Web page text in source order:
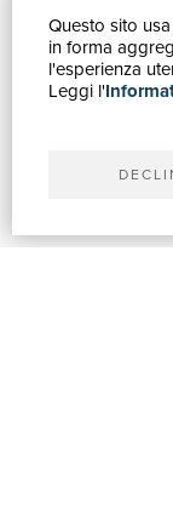
Questo sito
in forma
l'esperienza
Leggi l'